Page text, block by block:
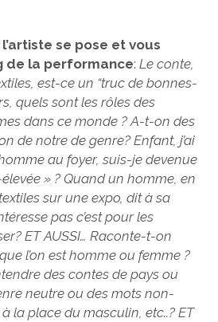
se pose et vous
de la performance: Le conte,
est-ce un “truc de bonnes-
quels sont les rôles des
dans ce monde ? A-t-on des
de notre de genre? Enfant, j’ai
au foyer, suis-je devenue
» ? Quand un homme, en
sur une expo, dit à sa
pas c’est pour les
ET AUSSI… Raconte-t-on
l’on est homme ou femme ?
des contes de pays ou
neutre ou des mots non-
la place du masculin, etc..? ET